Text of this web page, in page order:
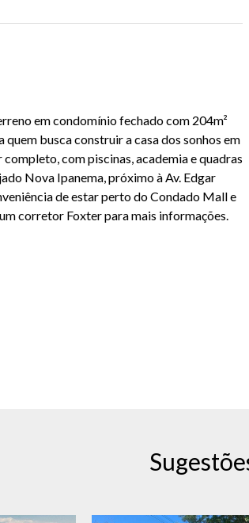
em condomínio fechado com 204m²
busca construir a casa dos sonhos em
com piscinas, academia e quadras
Nova Ipanema, próximo à Av. Edgar
de estar perto do Condado Mall e
corretor Foxter para mais informações.